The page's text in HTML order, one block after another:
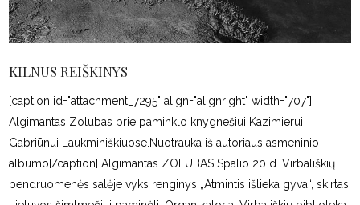
KILNUS REIŠKINYS
[caption id="attachment_7295" align="alignright" width="707"]
Algimantas Zolubas prie paminklo knygnešiui Kazimierui
Gabriūnui Laukminiškiuose.Nuotrauka iš autoriaus asmeninio
albumo[/caption] Algimantas ZOLUBAS Spalio 20 d. Virbališkių
bendruomenės salėje vyks renginys „Atmintis išlieka gyva“, skirtas